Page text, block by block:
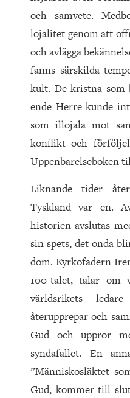
och samvete.
lojalitet genom att
och avlägga
fanns särskilda
kult. De kristna som
ende Herre kunde
som illojala mot
konflikt och
Uppenbarelseboken
Liknande tider
Tyskland var en.
historien avslutas
sin spets, det onda
dom. Kyrkofadern
100-talet, talar om
världsrikets
återupprepar och
Gud och uppror
syndafallet. En
”Människosläktet
Gud, kommer till